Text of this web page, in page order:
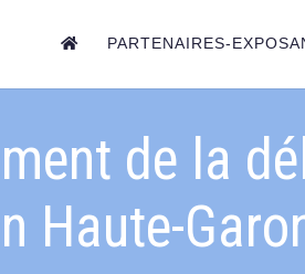
PARTENAIRES-
de la
Haute-